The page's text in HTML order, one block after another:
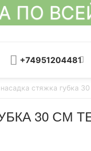
ПО
+74951204481
стяжка губка
30 СМ